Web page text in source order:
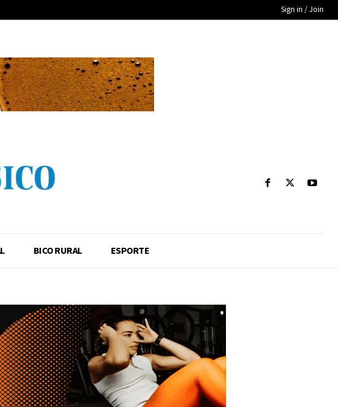
Sign in / Join
BICO RURAL ESPORTE